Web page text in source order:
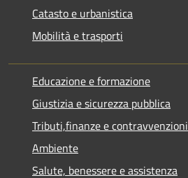
Catasto e urbanistica
Mobilità e trasporti
Educazione e formazione
Giustizia e sicurezza pubblica
Tributi,finanze e contravvenzioni
Ambiente
Salute, benessere e assistenza